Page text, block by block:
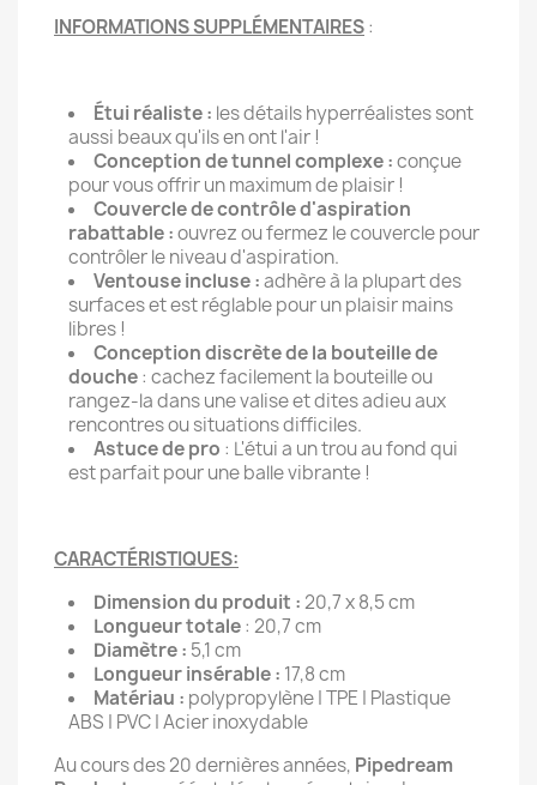
INFORMATIONS SUPPLÉMENTAIRES:
Étui réaliste : les détails hyperréalistes sont
aussi beaux qu'ils en ont l'air !
Conception de tunnel complexe :conçue
pour vous offrir un maximum de plaisir !
Couvercle de contrôle d'aspiration
rabattable :ouvrez ou fermez le couvercle pour
contrôler le niveau d'aspiration.
Ventouse incluse :adhère à la plupart des
surfaces et est réglable pour un plaisir mains
libres !
Conception discrète de la bouteille de
douche: cachez facilement la bouteille ou
rangez-la dans une valise et dites adieu aux
rencontres ou situations difficiles.
Astuce de pro : L'étui a un trou au fond qui
est parfait pour une balle vibrante !
CARACTÉRISTIQUES:
Dimension du produit :20,7 x 8,5 cm
Longueur totale: 20,7 cm
Diamètre : 5,1 cm
Longueur insérable : 17,8 cm
Matériau : polypropylène | TPE | Plastique
ABS | PVC | Acier inoxydable
Au cours des 20 dernières années, Pipedream